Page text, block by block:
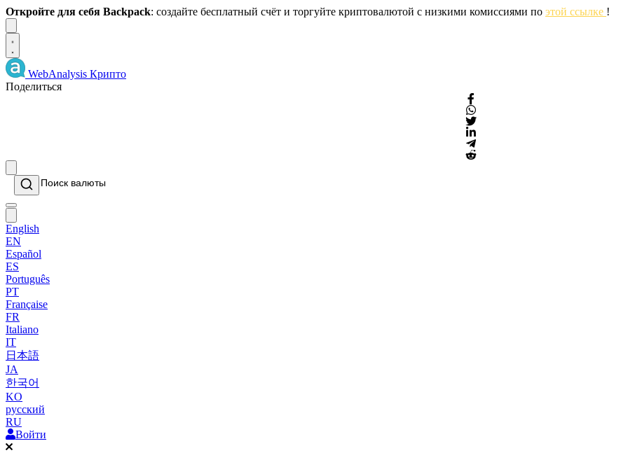
Откройте для себя Backpack: создайте бесплатный счёт и торгуйте криптовалютой с низкими комиссиями по этой ссылке !
WebAnalysis Крипто
Поделиться
English
EN
Español
ES
Português
PT
Française
FR
Italiano
IT
日本語
JA
한국어
KO
русский
RU
Войти